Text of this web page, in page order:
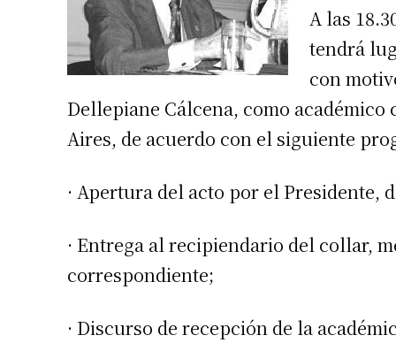
A las
tendrá
con
Dellepiane Cálcena, como
Aires, de acuerdo con el siguiente
· Apertura del acto por el Presidente,
· Entrega al recipiendario del collar,
correspondiente;
· Discurso de recepción de la